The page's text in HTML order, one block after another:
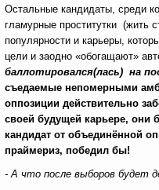
Остальные кандидаты, среди
гламурные проститутки (жить
популярности и карьеры,
цели и заодно «обогащают»
баллотировался(лась) на
съедаемые непомерными
оппозиции действительно
своей будущей карьере,
кандидат от объединённой
праймериз, победил бы!
- А что после выборов будет